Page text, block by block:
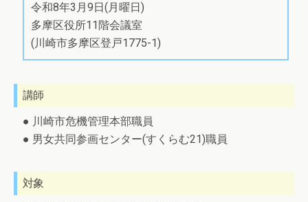
令和8年3月9日(月曜日)
多摩区役所11階会議室
(川崎市多摩区登戸1775-1)
講師
● 川崎市危機管理本部職員
● 男女共同参画センター(すくらむ21)職員
対象